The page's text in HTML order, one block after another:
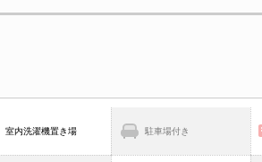
室内洗濯機置き場 駐車場付き